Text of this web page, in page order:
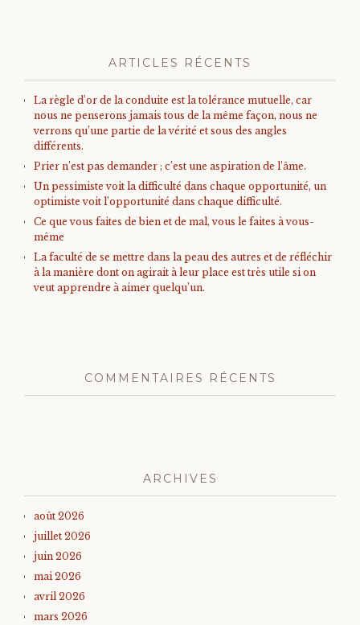
Altruisme
Société
Amour
Emotions
ARTICLES RÉCENTS
La règle d’or de la conduite est la tolérance mutuelle, car
nous ne penserons jamais tous de la même façon, nous ne
verrons qu’une partie de la vérité et sous des angles
différents.
Prier n’est pas demander ; c’est une aspiration de l’âme.
Un pessimiste voit la difficulté dans chaque opportunité, un
optimiste voit l’opportunité dans chaque difficulté.
Ce que vous faites de bien et de mal, vous le faites à vous-
même
La faculté de se mettre dans la peau des autres et de réfléchir
à la manière dont on agirait à leur place est très utile si on
veut apprendre à aimer quelqu’un.
COMMENTAIRES RÉCENTS
ARCHIVES
août 2026
juillet 2026
juin 2026
mai 2026
avril 2026
mars 2026